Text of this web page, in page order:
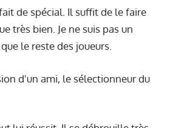
de spécial. Il suffit de le faire
très bien. Je ne suis pas un
le reste des joueurs.
d'un ami, le sélectionneur du